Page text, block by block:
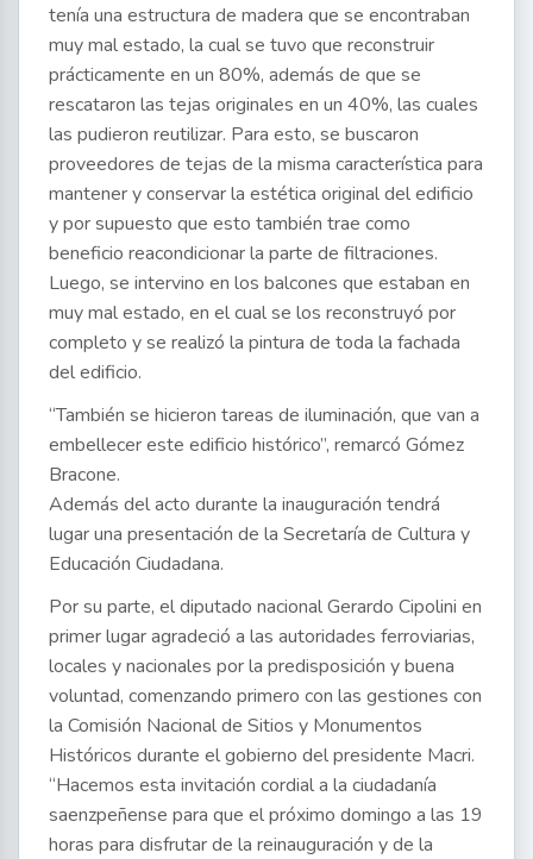
tenía una estructura de madera que se encontraban
muy mal estado, la cual se tuvo que reconstruir
prácticamente en un 80%, además de que se
rescataron las tejas originales en un 40%, las cuales
las pudieron reutilizar. Para esto, se buscaron
proveedores de tejas de la misma característica para
mantener y conservar la estética original del edificio
y por supuesto que esto también trae como
beneficio reacondicionar la parte de filtraciones.
Luego, se intervino en los balcones que estaban en
muy mal estado, en el cual se los reconstruyó por
completo y se realizó la pintura de toda la fachada
del edificio.
“También se hicieron tareas de iluminación, que van a
embellecer este edificio histórico”, remarcó Gómez
Bracone.
Además del acto durante la inauguración tendrá
lugar una presentación de la Secretaría de Cultura y
Educación Ciudadana.
Por su parte, el diputado nacional Gerardo Cipolini en
primer lugar agradeció a las autoridades ferroviarias,
locales y nacionales por la predisposición y buena
voluntad, comenzando primero con las gestiones con
la Comisión Nacional de Sitios y Monumentos
Históricos durante el gobierno del presidente Macri.
“Hacemos esta invitación cordial a la ciudadanía
saenzpeñense para que el próximo domingo a las 19
horas para disfrutar de la reinauguración y de la